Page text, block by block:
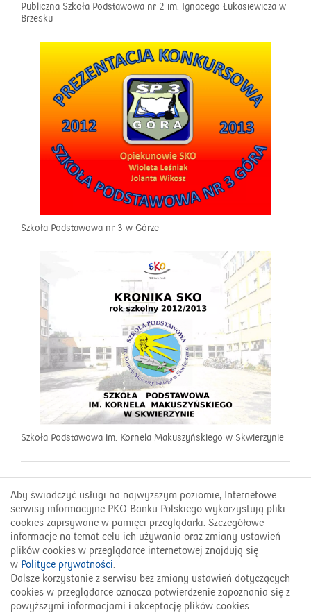
Publiczna Szkoła Podstawowa nr 2 im. Ignacego Łukasiewicza w
Brzesku
Szkoła Podstawowa nr 3 w Górze
Szkoła Podstawowa im. Kornela Makuszyńskiego w Skwierzynie
Kontakt
FAQ
800 302 302
© 2026 PKO Bank Polski
Aby świadczyć usługi na najwyższym poziomie, Internetowe
serwisy informacyjne PKO Banku Polskiego wykorzystują pliki
cookies zapisywane w pamięci przeglądarki. Szczegółowe
informacje na temat celu ich używania oraz zmiany ustawień
plików cookies w przeglądarce internetowej znajdują się
w Polityce prywatności.
Dalsze korzystanie z serwisu bez zmiany ustawień dotyczących
cookies w przeglądarce oznacza potwierdzenie zapoznania się z
powyższymi informacjami i akceptację plików cookies.